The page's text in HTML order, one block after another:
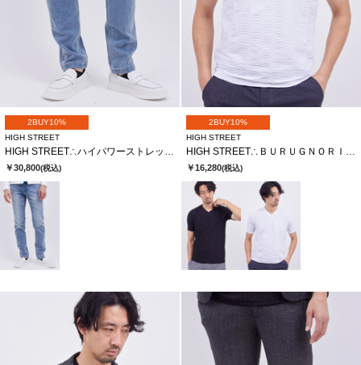
2BUY10%
HIGH STREET
HIGH STREET∴ハイパワーストレッチスリムテーパードデニム
￥30,800(税込)
2BUY10%
HIGH STREET
HIGH STREET∴ＢＵＲＵＧＮＯＲＩウェーブタックＶＮハンソデＴＣＳ
￥16,280(税込)